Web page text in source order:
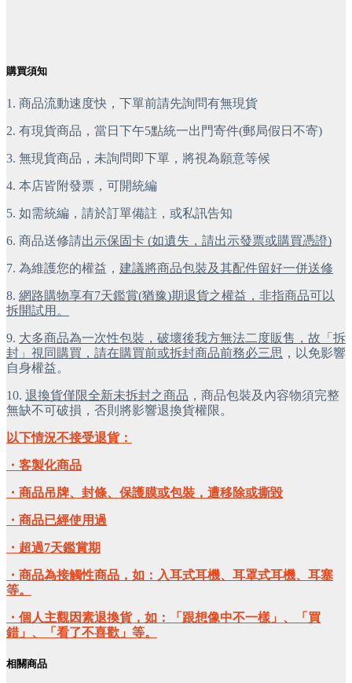
購買須知
1. 商品流動速度快，下單前請先詢問有無現貨
2. 有現貨商品，當日下午5點統一出門寄件(郵局假日不寄)
3. 無現貨商品，未詢問即下單，將視為願意等候
4. 本店皆附發票，可開統編
5. 如需統編，請於訂單備註，或私訊告知
6. 商品送修請出示保固卡 (如遺失，請出示發票或購買憑證)
7. 為維護您的權益， 建議將商品包裝及其配件留好一併送修
8. 網路購物享有7天鑑賞(猶豫)期退貨之權益，非指商品可以
拆開試用。
9. 大多商品為一次性包裝，破壞後我方無法二度販售，故「拆
封」視同購買，請在購買前或拆封商品前務必三思 ，以免影響
自身權益。
10. 退換貨僅限全新未拆封之商品 ，商品包裝及內容物須完整
無缺不可破損，否則將影響退換貨權限。
以下情況不接受退貨：
・客製化商品
・商品吊牌、封條、保護膜或包裝，遭移除或撕毀
・商品已經使用過
・超過7天鑑賞期
・商品為接觸性商品，如：入耳式耳機、耳罩式耳機、耳塞
等。
・個人主觀因素退換貨，如：「跟想像中不一樣」、「買
錯」、「看了不喜歡」等。
相關商品